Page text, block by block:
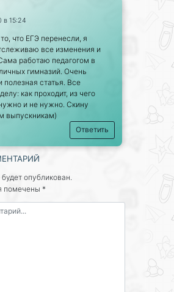
в 15:24
что ЕГЭ перенесли, я
все изменения и
работаю педагогом в
гимназий. Очень
полезная статья. Все
как проходит, из чего
и не нужно. Скину
выпускникам)
Ответить
опубликован.
помечены *